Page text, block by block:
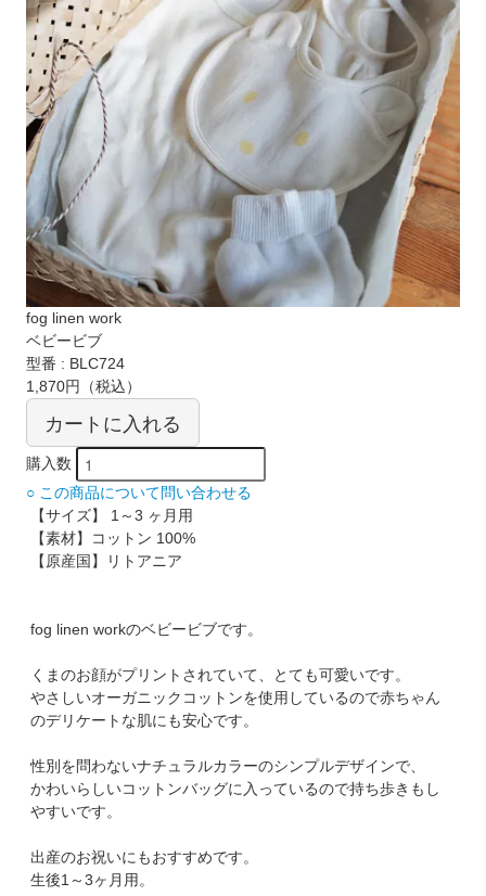
fog linen work
ベビービブ
型番 : BLC724
1,870円
（税込）
カートに入れる
購入数
○ この商品について問い合わせる
【サイズ】 1～3 ヶ月用
【素材】コットン 100%
【原産国】リトアニア
fog linen workのベビービブです。
くまのお顔がプリントされていて、とても可愛いです。
やさしいオーガニックコットンを使用しているので赤ちゃん
のデリケートな肌にも安心です。
性別を問わないナチュラルカラーのシンプルデザインで、
かわいらしいコットンバッグに入っているので持ち歩きもし
やすいです。
出産のお祝いにもおすすめです。
生後1～3ヶ月用。